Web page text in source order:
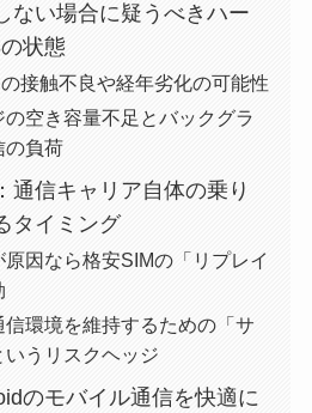
ない場合に疑うべきハー
状態
接触不良や経年劣化の可能性
の空き容量不足とバックグラ
の負荷
通信キャリア自体の乗り
タイミング
原因なら格安SIMの「リプレイ
信環境を維持するための「サ
いうリスクヘッジ
のモバイル通信を快適に